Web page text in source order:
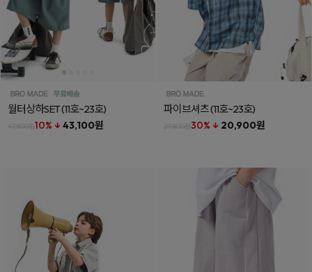
월터상하SET(11호~23호)
47,800원10% ↓ 43,100원
파이브셔츠(11호~23호)
29,800원30% ↓ 20,900원